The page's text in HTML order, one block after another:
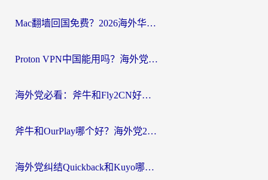
Mac翻墙回国免费？2026海外华人亲测：从CCTV5直播到国内APP，这样选加速器才靠谱
Proton VPN中国能用吗？海外党选回国加速器的避坑指南（附番茄加速器实测）
海外党必看：斧牛和Fly2CN好用吗？3招教你选对回国加速器（附免费试用攻略）
斧牛和OurPlay哪个好？海外党2026亲测：选对加速器，国内资源秒加载
海外党纠结Quickback和Kuyo哪个好？选对回国加速器才能无缝刷国内资源